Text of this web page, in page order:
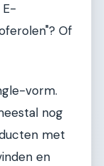
E-
Of
vorm.
nog
met
en